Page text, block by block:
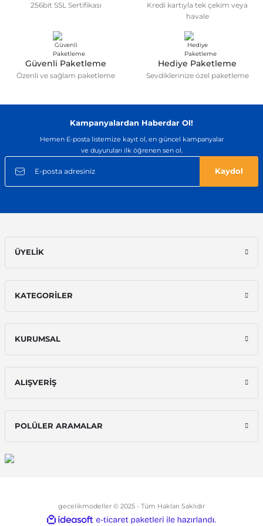
Ürün fiyatı diğer sitelerden daha pahalı.
256bit SSL Sertifikası
Kredi kartıyla tek çekim veya
havale
Güvenli Paketleme
Özenli ve sağlam paketleme
Hediye Paketleme
Sevdiklerinize özel paketleme
Kampanyalardan Haberdar Ol!
Hemen E-posta listemize kayıt ol, en güncel kampanyalar
ve duyuruları ilk öğrenen sen ol.
Kaydol
ÜYELİK
KATEGORİLER
KURUMSAL
ALIŞVERİŞ
POLÜLER ARAMALAR
gecelikmodeller © 2025 - Tüm Hakları Saklıdır
ideasoft
e-